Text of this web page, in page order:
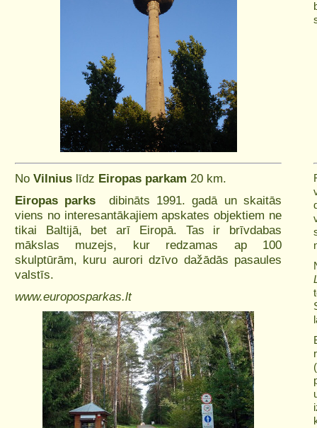
No Vilnius līdz Eiropas parkam 20 km.
Eiropas parks dibināts 1991. gadā un skaitās
viens no interesantākajiem apskates objektiem ne
tikai Baltijā, bet arī Eiropā. Tas ir brīvdabas
mākslas muzejs, kur redzamas ap 100
skulptūrām, kuru aurori dzīvo dažādās pasaules
valstīs.
www.europosparkas.lt